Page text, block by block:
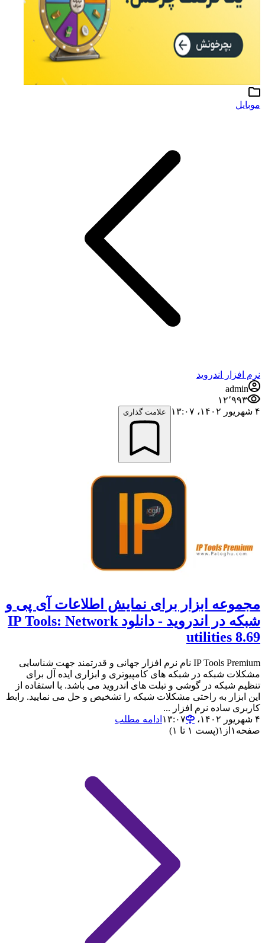
موبایل
نرم افزار اندروید
admin
۱۲٬۹۹۳
۴ شهریور ۱۴۰۲،‏ ۱۳:۰۷
علامت گذاری
مجموعه ابزار برای نمایش اطلاعات آی پی و
شبکه در اندروید - دانلود IP Tools: Network
utilities 8.69
IP Tools Premium نام نرم افزار جهانی و قدرتمند جهت شناسایی
مشکلات شبکه در شبکه های کامپیوتری و ابزاری ایده آل برای
تنظیم شبکه در گوشی و تبلت های اندروید می باشد. با استفاده از
این ابزار به راحتی مشکلات شبکه را تشخیص و حل می نمایید. رابط
کاربری ساده نرم افزار ...
۴ شهریور ۱۴۰۲،‏ ۱۳:۰۷
ادامه مطلب
صفحه ۱ از ۱(پست ۱ تا ۱)